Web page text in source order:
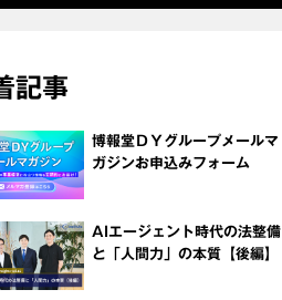
記事
博報堂ＤＹグループメールマ
ガジンお申込みフォーム
AIエージェント時代の法整備
と「人間力」の本質【後編】